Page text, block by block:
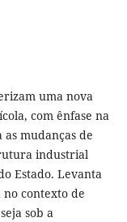
uma nova
com ênfase na
mudanças de
industrial
Estado. Levanta
no contexto de
sob a